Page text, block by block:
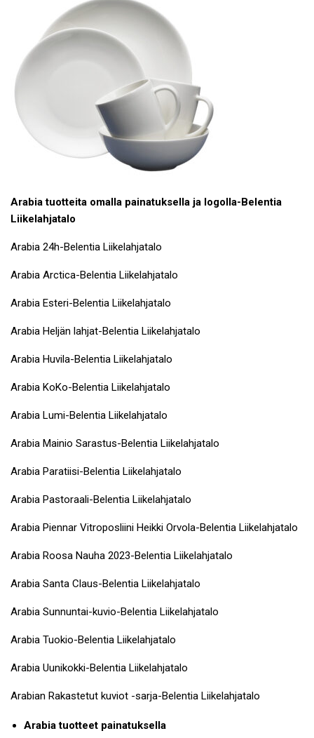
Arabia tuotteita omalla painatuksella ja logolla-Belentia
Liikelahjatalo
Arabia 24h-Belentia Liikelahjatalo
Arabia Arctica-Belentia Liikelahjatalo
Arabia Esteri-Belentia Liikelahjatalo
Arabia Heljän lahjat-Belentia Liikelahjatalo
Arabia Huvila-Belentia Liikelahjatalo
Arabia KoKo-Belentia Liikelahjatalo
Arabia Lumi-Belentia Liikelahjatalo
Arabia Mainio Sarastus-Belentia Liikelahjatalo
Arabia Paratiisi-Belentia Liikelahjatalo
Arabia Pastoraali-Belentia Liikelahjatalo
Arabia Piennar Vitroposliini Heikki Orvola-Belentia Liikelahjatalo
Arabia Roosa Nauha 2023-Belentia Liikelahjatalo
Arabia Santa Claus-Belentia Liikelahjatalo
Arabia Sunnuntai-kuvio-Belentia Liikelahjatalo
Arabia Tuokio-Belentia Liikelahjatalo
Arabia Uunikokki-Belentia Liikelahjatalo
Arabian Rakastetut kuviot -sarja-Belentia Liikelahjatalo
Arabia tuotteet painatuksella